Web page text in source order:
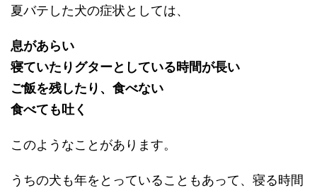
夏バテした犬の症状としては、
息があらい
寝ていたりグターとしている時間が長い
ご飯を残したり、食べない
食べても吐く
このようなことがあります。
うちの犬も年をとっていることもあって、寝る時間